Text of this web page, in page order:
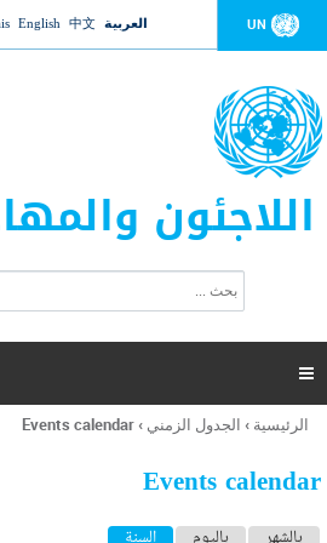
to navigation UN العربية 中文
English
اللاجئون
ت
ر
ل
ح
ب

أنت
هنا
الرئيسية › الجدول الزمني ›
Events calendar
Events calendar